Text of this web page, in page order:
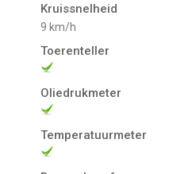
Kruissnelheid
9 km/h
Toerenteller
Oliedrukmeter
Temperatuurmeter